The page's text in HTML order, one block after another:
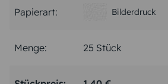
Papierart: Bilderdruck
Menge: